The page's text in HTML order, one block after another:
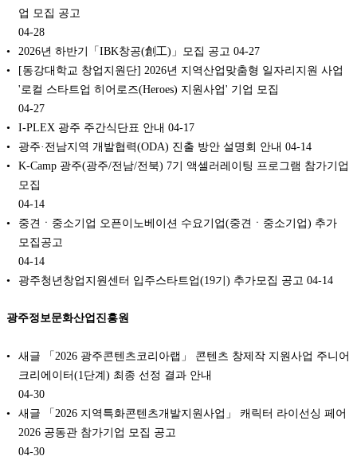
업 모집 공고
04-28
2026년 하반기「IBK창공(創工)」모집 공고 04-27
[동강대학교 창업지원단] 2026년 지역산업맞춤형 일자리지원 사업
'로컬 스타트업 히어로즈(Heroes) 지원사업' 기업 모집
04-27
I-PLEX 광주 주간식단표 안내 04-17
광주·전남지역 개발협력(ODA) 진출 방안 설명회 안내 04-14
K-Camp 광주(광주/전남/전북) 7기 액셀러레이팅 프로그램 참가기업
모집
04-14
중견ㆍ중소기업 오픈이노베이션 수요기업(중견ㆍ중소기업) 추가
모집공고
04-14
광주청년창업지원센터 입주스타트업(19기) 추가모집 공고 04-14
광주정보문화산업진흥원
새글 「2026 광주콘텐츠코리아랩」 콘텐츠 창제작 지원사업 주니어
크리에이터(1단계) 최종 선정 결과 안내
04-30
새글 「2026 지역특화콘텐츠개발지원사업」 캐릭터 라이선싱 페어
2026 공동관 참가기업 모집 공고
04-30